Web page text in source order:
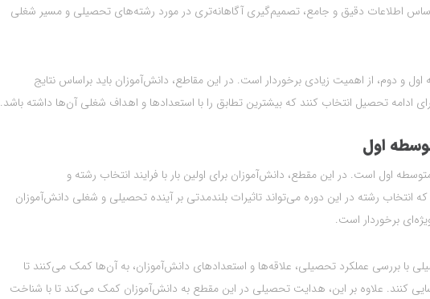
اطلاعات دقیق و جامع، تصمیم‌گیری آگاهانه‌تری در مورد رشته‌های تحصیلی و مسیر شغلی
و دوم، از اهمیت زیادی برخوردار است. در این مقاطع، دانش‌آموزان باید براساس نتایج
تحصیل انتخاب کنند که بیشترین تطابق را با استعدادها و اهداف شغلی آن‌ها داشته باشد.
اول
اول است. در این مقطع، دانش‌آموزان برای اولین بار با فرایند انتخاب رشته و
رشته در این دوره می‌تواند تاثیرات بلندمدتی بر آینده تحصیلی و شغلی دانش‌آموزان
برخوردار است.
بررسی عملکرد تحصیلی، علاقه‌ها و استعدادهای دانش‌آموزان، به آن‌ها کمک می‌کنند تا
کنند. علاوه بر این، هدایت تحصیلی در این مقطع به دانش‌آموزان کمک می‌کند تا با شناخت